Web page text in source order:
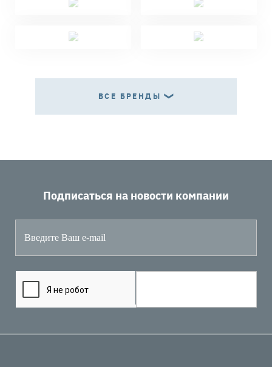
ВСЕ БРЕНДЫ
Подписаться на новости компании